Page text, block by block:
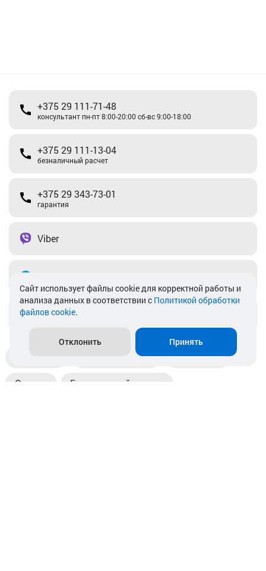
+375 29 111-71-48
консультант пн-пт 8:00-20:00 сб-вс 9:00-18:00
+375 29 111-13-04
безналичный расчет
+375 29 343-73-01
гарантия
Viber
info@akkamulik.by
Пункты выдачи Магазины
Оплата Безналичный расчет
Cайт использует файлы cookie для корректной работы и
анализа данных в соответствии с Политикой обработки
файлов cookie.
Отклонить Принять